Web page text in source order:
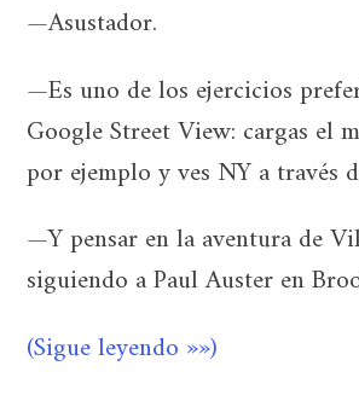
—Asustador.
—Es uno de los ejercicios
Google Street View: cargas el
por ejemplo y ves NY a través
—Y pensar en la aventura de
siguiendo a Paul Auster en
(Sigue leyendo »»)